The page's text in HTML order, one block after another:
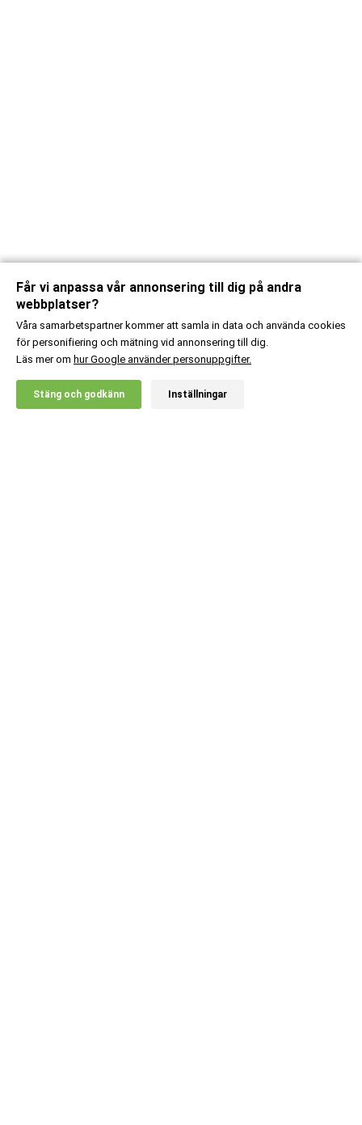
20% RABATT!
X
Får vi anpassa vår annonsering till dig på andra
webbplatser?
Våra samarbetspartner kommer att samla in data och använda cookies
för personifiering och mätning vid annonsering till dig.
Läs mer om hur Google använder personuppgifter.
Stäng och godkänn Inställningar